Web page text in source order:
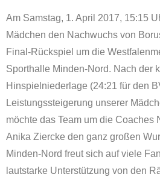
Am Samstag, 1. April 2017, 15:15
Mädchen den Nachwuchs von
Final-Rückspiel um die
Sporthalle Minden-Nord. Nach der
Hinspielniederlage (24:21 für den
Leistungssteigerung unserer
möchte das Team um die Coaches
Anika Ziercke den ganz großen
Minden-Nord freut sich auf viele
lautstarke Unterstützung von den